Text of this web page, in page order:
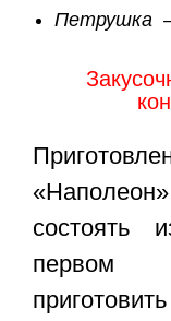
Петрушка –
состоять
первом